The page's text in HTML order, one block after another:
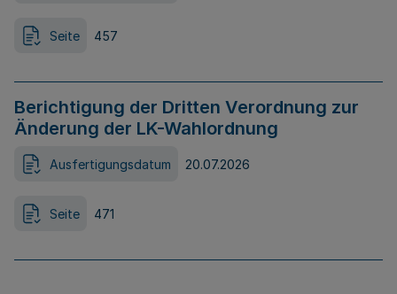
Seite 457
Berichtigung der Dritten Verordnung zur
Änderung der LK-Wahlordnung
Ausfertigungsdatum 20.07.2026
Seite 471